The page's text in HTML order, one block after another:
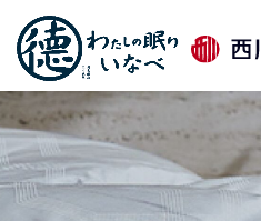
TOP
初めての方へ
店舗情報